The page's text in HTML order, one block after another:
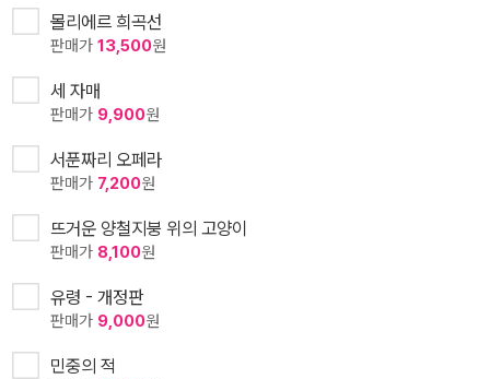
몰리에르 희곡선
판매가 13,500원
세 자매
판매가 9,900원
서푼짜리 오페라
판매가 7,200원
뜨거운 양철지붕 위의 고양이
판매가 8,100원
유령 - 개정판
판매가 9,000원
민중의 적